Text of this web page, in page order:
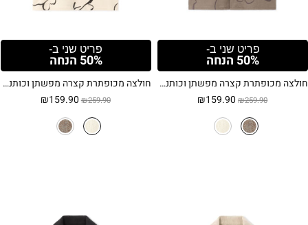
פריט שני ב-
50% הנחה
חולצה מכופתרת קצרה מפשתן וכותנה עם הדפס פרחים – חום
₪259.90
המחיר
היה:
₪159.90 המחיר
פריט שני ב-
50% הנחה
חולצה מכופתרת קצרה מפשתן וכותנה עם הדפס פרחים – לבן
₪259.90
המחיר
היה:
₪159.90